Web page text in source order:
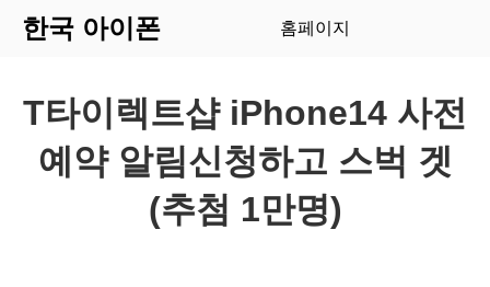
한국 아이폰 홈페이지
T타이렉트샵 iPhone14 사전
예약 알림신청하고 스벅 겟
(추첨 1만명)